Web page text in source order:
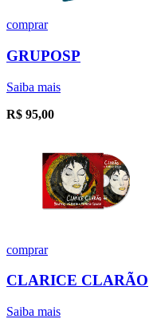
comprar
GRUPOSP
Saiba mais
R$ 95,00
comprar
CLARICE CLARÃO
Saiba mais